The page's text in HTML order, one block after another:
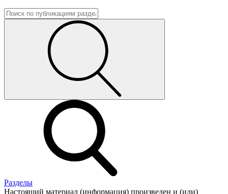
Разделы
Настоящий материал (информация) произведен и (или)